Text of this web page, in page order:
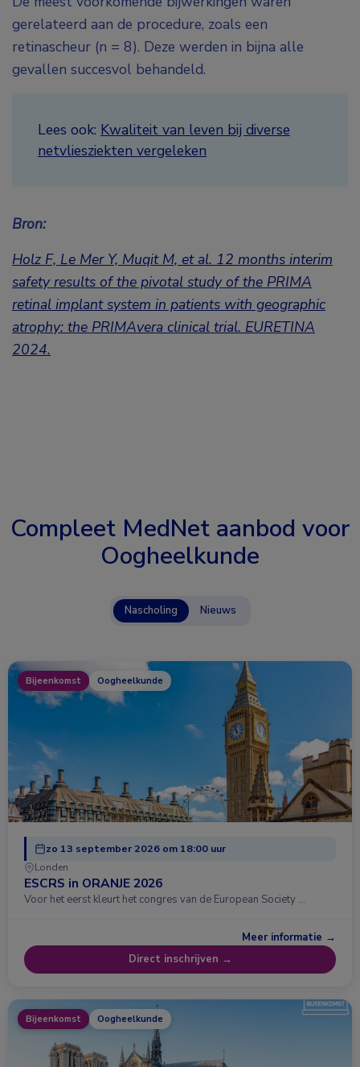
gerelateerd aan de procedure, zoals een
retinascheur (n = 8). Deze werden in bijna alle
gevallen succesvol behandeld.
Lees ook: Kwaliteit van leven bij diverse
netvliesziekten vergeleken
Bron:
Holz F, Le Mer Y, Muqit M, et al. 12 months interim
safety results of the pivotal study of the PRIMA
retinal implant system in patients with geographic
atrophy: the PRIMAvera clinical trial. EURETINA
2024.
Compleet MedNet aanbod voor
Oogheelkunde
Nascholing Nieuws
Bijeenkomst Oogheelkunde
zo 13 september 2026 om 18:00 uur
Londen
ESCRS in ORANJE 2026
Voor het eerst kleurt het congres van de European Society …
Meer informatie →
Direct inschrijven →
Bijeenkomst Oogheelkunde